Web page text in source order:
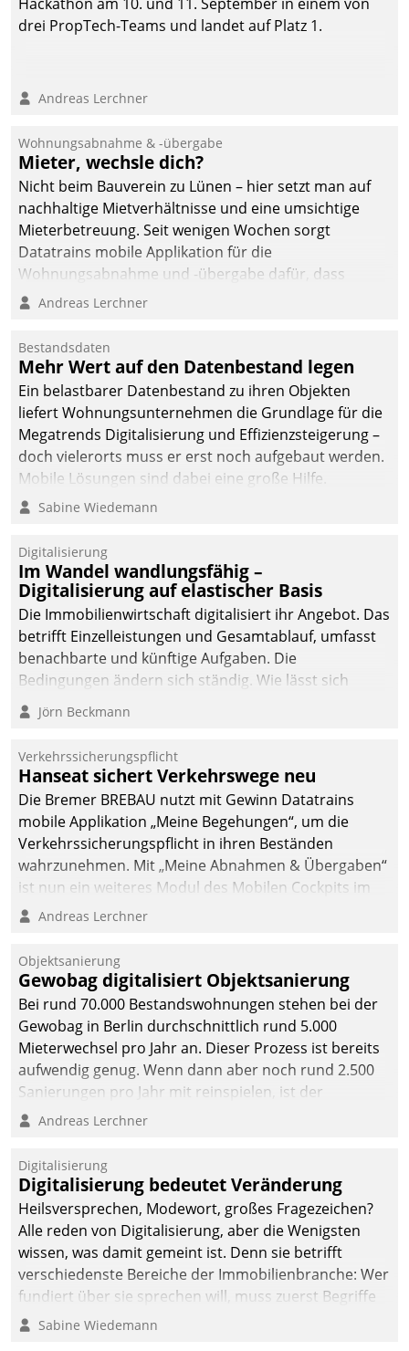
drei PropTech-Teams und landet auf Platz 1.
Andreas Lerchner
Wohnungsabnahme & -übergabe
Mieter, wechsle dich?
Nicht beim Bauverein zu Lünen – hier setzt man auf
nachhaltige Mietverhältnisse und eine umsichtige
Mieterbetreuung. Seit wenigen Wochen sorgt
Datatrains mobile Applikation für die
Wohnungsabnahme und -übergabe dafür, dass
Mieter wohlgeordnet kommen und, so es sein muss,
Andreas Lerchner
Bestandsdaten
Mehr Wert auf den Datenbestand legen
Ein belastbarer Datenbestand zu ihren Objekten
liefert Wohnungsunternehmen die Grundlage für die
Megatrends Digitalisierung und Effizienzsteigerung –
doch vielerorts muss er erst noch aufgebaut werden.
Mobile Lösungen sind dabei eine große Hilfe.
Sabine Wiedemann
Digitalisierung
Im Wandel wandlungsfähig –
Digitalisierung auf elastischer Basis
Die Immobilienwirtschaft digitalisiert ihr Angebot. Das
betrifft Einzelleistungen und Gesamtablauf, umfasst
benachbarte und künftige Aufgaben. Die
Bedingungen ändern sich ständig. Wie lässt sich
technisch die Kontrolle wahren und zugleich Freiraum
fürs Wachsen öffnen?
Jörn Beckmann
Verkehrssicherungspflicht
Hanseat sichert Verkehrswege neu
Die Bremer BREBAU nutzt mit Gewinn Datatrains
mobile Applikation „Meine Begehungen“, um die
Verkehrssicherungspflicht in ihren Beständen
wahrzunehmen. Mit „Meine Abnahmen & Übergaben“
ist nun ein weiteres Modul des Mobilen Cockpits im
Einsatz.
Andreas Lerchner
Objektsanierung
Gewobag digitalisiert Objektsanierung
Bei rund 70.000 Bestandswohnungen stehen bei der
Gewobag in Berlin durchschnittlich rund 5.000
Mieterwechsel pro Jahr an. Dieser Prozess ist bereits
aufwendig genug. Wenn dann aber noch rund 2.500
Sanierungen pro Jahr mit reinspielen, ist der
Betreuungs- und Organisationsaufwand immens. Im
kommunale Wohnungsbauunternehmen daher
gemeinsam mit der Berliner Datatrain GmbH den
Teilprozess der Objektsanierung digitalisiert.
Andreas Lerchner
Digitalisierung
Digitalisierung bedeutet Veränderung
Heilsversprechen, Modewort, großes Fragezeichen?
Alle reden von Digitalisierung, aber die Wenigsten
wissen, was damit gemeint ist. Denn sie betrifft
verschiedenste Bereiche der Immobilienbranche: Wer
fundiert über sie sprechen will, muss zuerst Begriffe
klären. Ein Aspekt ist die betriebliche Optimierung:
Sabine Wiedemann